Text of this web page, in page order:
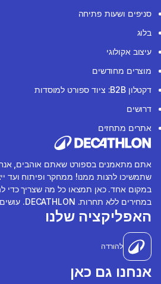
סניפים ושעות פתיחה
בלוג
עיצוב אקולוגי
מוצרים מחודשים
דקטלון B2B: ציוד ספורט למוסדות
דרושים
אתרים מתחזים
אתם מתאמנים בספורט שאתם אוהבים,
שתמשיכו להנות ממנו! ממחקר ופיתוח ועד
במקום אחד. כאן תמצאו כל מה שצריך כדי
במחירים ללא תחרות. DECATHLON. עושים ספורט יחד!
האפליקציה שלנו
להורדה
אנחנו גם כאן